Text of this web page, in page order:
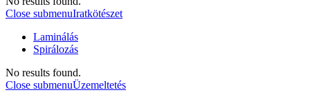
Close submenuIratkötészet
Laminálás
Spirálozás
No results found.
Close submenuÜzemeltetés